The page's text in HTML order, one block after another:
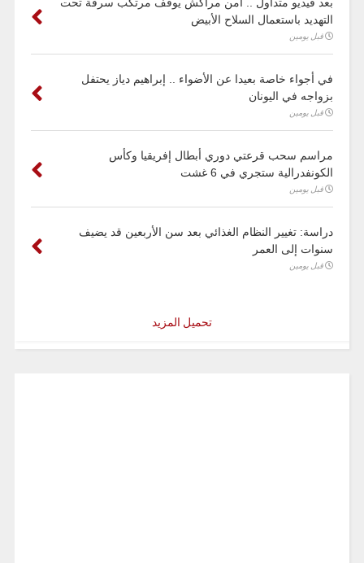
بعد فيديو متداول .. أمن مراكش يوقف مرتكب سرقة تحت
التهديد باستعمال السلاح الأبيض
قبل يومين
في أجواء خاصة بعيدا عن الأضواء .. إبراهيم دياز يحتفل
بزواجه في اليونان
قبل يومين
مراسم سحب قرعتي دوري أبطال إفريقيا وكأس
الكونفدرالية ستجري في 6 غشت
قبل يومين
دراسة: تغيير النظام الغذائي بعد سن الأربعين قد يضيف
سنوات إلى العمر
قبل يومين
تحميل المزيد